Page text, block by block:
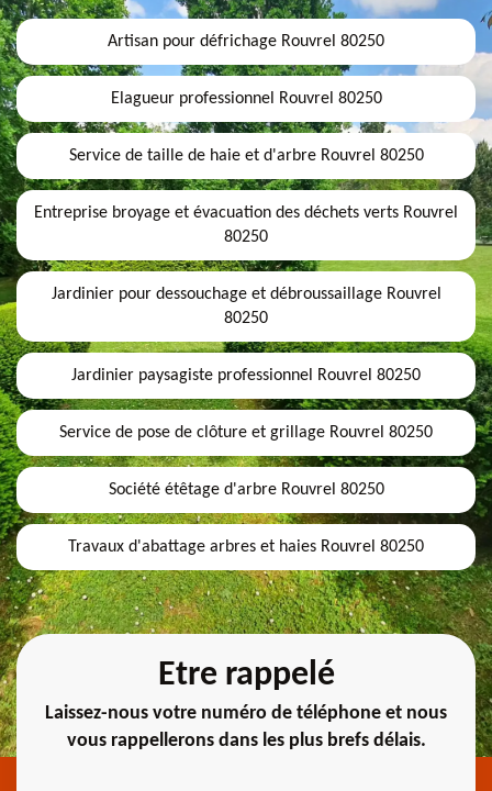
Artisan pour défrichage Rouvrel 80250
Elagueur professionnel Rouvrel 80250
Service de taille de haie et d'arbre Rouvrel 80250
Entreprise broyage et évacuation des déchets verts Rouvrel
80250
Jardinier pour dessouchage et débroussaillage Rouvrel
80250
Jardinier paysagiste professionnel Rouvrel 80250
Service de pose de clôture et grillage Rouvrel 80250
Société étêtage d'arbre Rouvrel 80250
Travaux d'abattage arbres et haies Rouvrel 80250
Etre rappelé
Laissez-nous votre numéro de téléphone et nous
vous rappellerons dans les plus brefs délais.